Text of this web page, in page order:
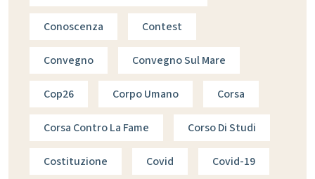
Conoscenza Contest
Convegno Convegno Sul Mare
Cop26 Corpo Umano Corsa
Corsa Contro La Fame Corso Di Studi
Costituzione Covid Covid-19